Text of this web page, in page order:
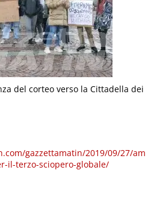
del corteo verso la Cittadella dei
gazzettamatin/2019/09/27/am
il-terzo-sciopero-globale/